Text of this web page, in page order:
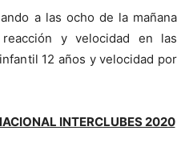
a las ocho de la mañana
y velocidad en las
12 años y velocidad por
INTERCLUBES 2020